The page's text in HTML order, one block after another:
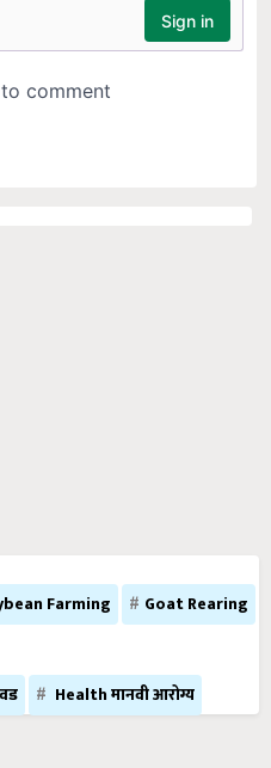
Farming
Goat Rearing
Health मानवी आरोग्य